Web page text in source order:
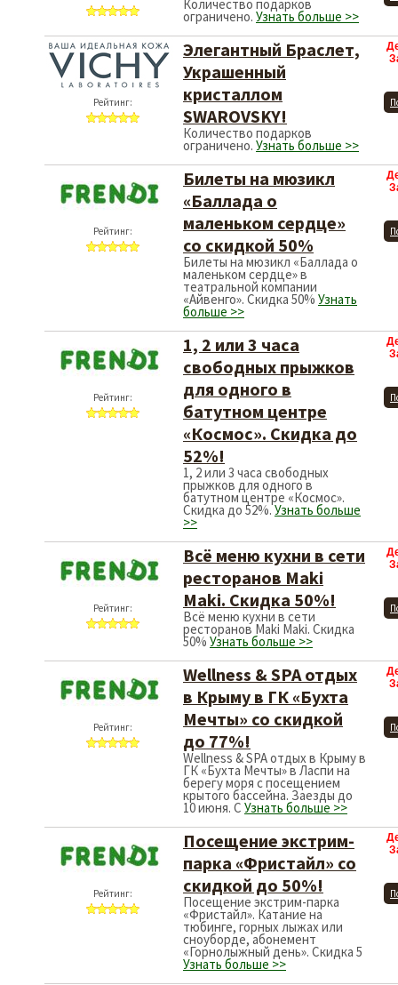
Количество подарков
ограничено. Узнать больше >>
Рейтинг:
Элегантный Браслет,
Украшенный
кристаллом
SWAROVSKY!
Количество подарков
ограничено. Узнать больше >>
Рейтинг:
Билеты на мюзикл
«Баллада о
маленьком сердце»
со скидкой 50%
Билеты на мюзикл «Баллада о
маленьком сердце» в
театральной компании
«Айвенго». Скидка 50% Узнать
больше >>
Рейтинг:
1, 2 или 3 часа
свободных прыжков
для одного в
батутном центре
«Космос». Скидка до
52%!
1, 2 или 3 часа свободных
прыжков для одного в
батутном центре «Космос».
Скидка до 52%.Узнать больше
>>
Рейтинг:
Всё меню кухни в сети
ресторанов Maki
Maki. Скидка 50%!
Всё меню кухни в сети
ресторанов Maki Maki. Скидка
50% Узнать больше >>
Рейтинг:
Wellness & SPA отдых
в Крыму в ГК «Бухта
Мечты» со скидкой
до 77%!
Wellness & SPA отдых в Крыму в
ГК «Бухта Мечты» в Ласпи на
берегу моря с посещением
крытого бассейна. Заезды до
10 июня. С Узнать больше >>
Рейтинг:
Посещение экстрим-
парка «Фристайл» со
скидкой до 50%!
Посещение экстрим-парка
«Фристайл». Катание на
тюбинге, горных лыжах или
сноуборде, абонемент
«Горнолыжный день». Скидка 5
Узнать больше >>